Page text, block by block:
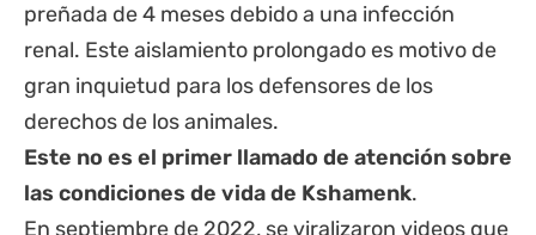
preñada de 4 meses debido a una infección
renal. Este aislamiento prolongado es motivo de
gran inquietud para los defensores de los
derechos de los animales.
Este no es el primer llamado de atención sobre
las condiciones de vida de Kshamenk.
En septiembre de 2022, se viralizaron videos que